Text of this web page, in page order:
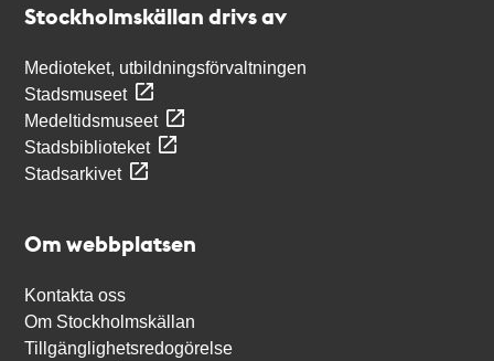
Stockholmskällan drivs av
Medioteket, utbildningsförvaltningen
Stadsmuseet
Medeltidsmuseet
Stadsbiblioteket
Stadsarkivet
Om webbplatsen
Kontakta oss
Om Stockholmskällan
Tillgänglighetsredogörelse